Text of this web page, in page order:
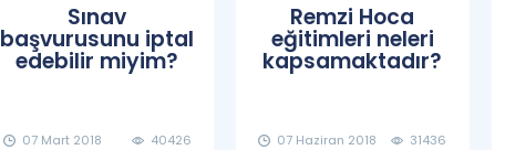
Sınav
başvurusunu iptal
edebilir miyim?
07 Mart 2018 40426
Remzi Hoca
eğitimleri neleri
kapsamaktadır?
07 Haziran 2018 31436